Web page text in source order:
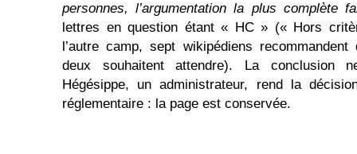
personnes, l’argumentation la plus complète
lettres en question étant « HC » (« Hors
l’autre camp, sept wikipédiens
deux souhaitent attendre). La conclusion
Hégésippe, un administrateur, rend la
réglementaire : la page est conservée.